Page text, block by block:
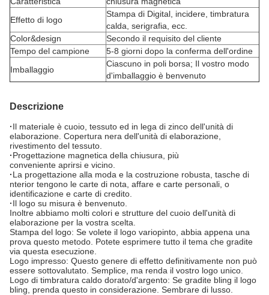
Effetto di logo
Stampa di Digital, incidere, timbratura
calda, serigrafia, ecc.
Color&design
Secondo il requisito del cliente
Tempo del campione
5-8 giorni dopo la conferma dell'ordine
Imballaggio
Ciascuno in poli borsa; Il vostro modo
d'imballaggio è benvenuto
Descrizione
·Il materiale è cuoio, tessuto ed in lega di zinco dell'unità di
elaborazione. Copertura nera dell'unità di elaborazione,
rivestimento del tessuto.
·Progettazione magnetica della chiusura, più
conveniente aprirsi e vicino.
·La progettazione alla moda e la costruzione robusta, tasche di
nterior tengono le carte di nota, affare e carte personali, o
identificazione e carte di credito.
·Il logo su misura è benvenuto.
Inoltre abbiamo molti colori e strutture del cuoio dell'unità di
elaborazione per la vostra scelta.
Stampa del logo: Se volete il logo variopinto, abbia appena una
prova questo metodo. Potete esprimere tutto il tema che gradite
via questa esecuzione.
Logo impresso: Questo genere di effetto definitivamente non può
essere sottovalutato. Semplice, ma renda il vostro logo unico.
Logo di timbratura caldo dorato/d'argento: Se gradite bling il logo
bling, prenda questo in considerazione. Sembrare di lusso.